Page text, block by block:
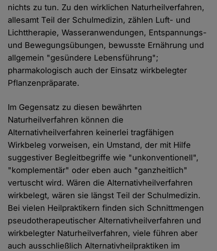
nichts zu tun. Zu den wirklichen Naturheilverfahren,
allesamt Teil der Schulmedizin, zählen Luft- und
Lichttherapie, Wasseranwendungen, Entspannungs-
und Bewegungsübungen, bewusste Ernährung und
allgemein "gesündere Lebensführung";
pharmakologisch auch der Einsatz wirkbelegter
Pflanzenpräparate.
Im Gegensatz zu diesen bewährten
Naturheilverfahren können die
Alternativheilverfahren keinerlei tragfähigen
Wirkbeleg vorweisen, ein Umstand, der mit Hilfe
suggestiver Begleitbegriffe wie "unkonventionell",
"komplementär" oder eben auch "ganzheitlich"
vertuscht wird. Wären die Alternativheilverfahren
wirkbelegt, wären sie längst Teil der Schulmedizin.
Bei vielen Heilpraktikern finden sich Schnittmengen
pseudotherapeutischer Alternativheilverfahren und
wirkbelegter Naturheilverfahren, viele führen aber
auch ausschließlich Alternativheilpraktiken im